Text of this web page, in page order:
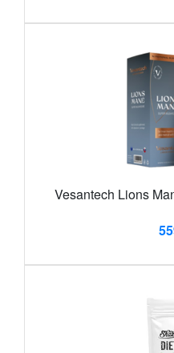
Vesantech Lions